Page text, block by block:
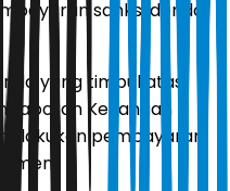
sanksi denda
yang timbul atas
Keuangan
pembayaran